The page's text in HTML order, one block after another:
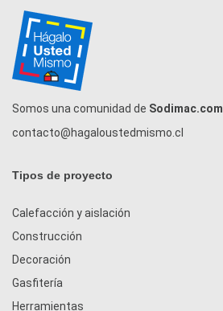
Somos una comunidad de Sodimac.com
contacto@hagaloustedmismo.cl
Tipos de proyecto
Calefacción y aislación
Construcción
Decoración
Gasfitería
Herramientas